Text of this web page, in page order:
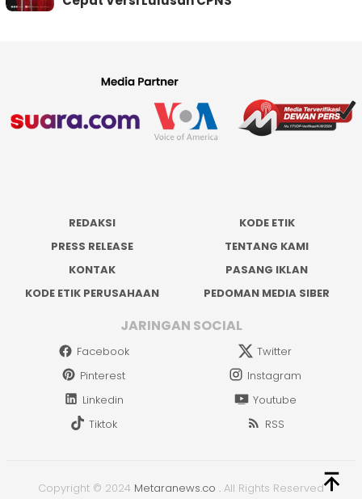
REDAKSI
KODE ETIK
PRESS RELEASE
TENTANG KAMI
KONTAK
PASANG IKLAN
KODE ETIK PERUSAHAAN
PEDOMAN MEDIA SIBER
JARINGAN SOCIAL
Facebook
Twitter
Pinterest
Instagram
Linkedin
Youtube
Tiktok
RSS
Copyright © 2024 Metaranews.co . All Rights Reserved